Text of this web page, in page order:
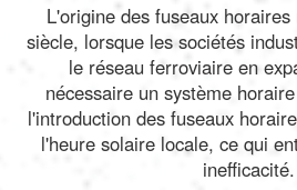
L'origine des fuseaux
siècle, lorsque les sociétés
le réseau ferroviaire en
nécessaire un système
l'introduction des fuseaux
l'heure solaire locale, ce qui
inefficacité.